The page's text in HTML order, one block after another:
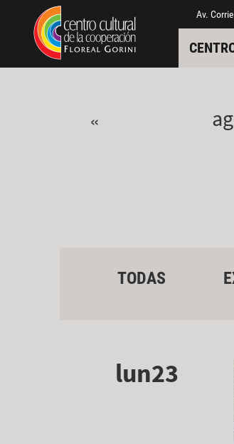
Pasar al contenido principal
Jump to main content Av.
«
TODAS
lun23